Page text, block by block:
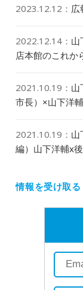
2023.12.12 ： 広
2022.12.14 ： 山
店本館のこれか
2021.10.19 ： 山
市長）×山下洋
2021.10.19 ： 山
編）山下洋輔x
情報を受け取る